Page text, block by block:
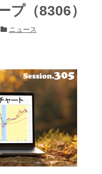
プ（8306）
ニュース